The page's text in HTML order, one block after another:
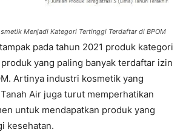
Menjadi Kategori Tertinggi Terdaftar di BPOM
pada tahun 2021 produk kategori
yang paling banyak terdaftar izin
Artinya industri kosmetik yang
Air juga turut memperhatikan
untuk mendapatkan produk yang
kesehatan.